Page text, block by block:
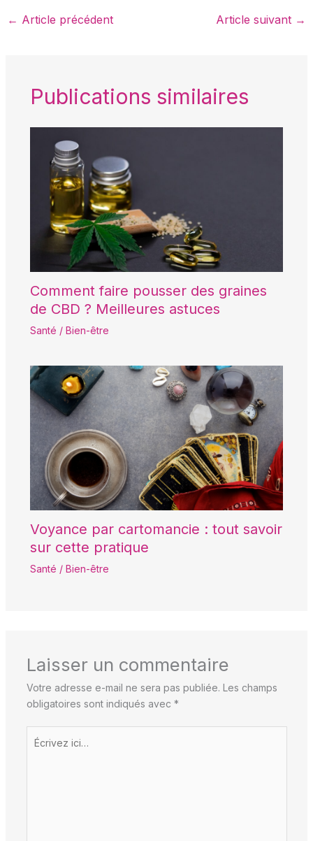
← Article précédent Article suivant →
Publications similaires
Comment faire pousser des graines
de CBD ? Meilleures astuces
Santé / Bien-être
Voyance par cartomancie : tout savoir
sur cette pratique
Santé / Bien-être
Laisser un commentaire
Votre adresse e-mail ne sera pas publiée. Les champs
obligatoires sont indiqués avec *
Écrivez
ici…